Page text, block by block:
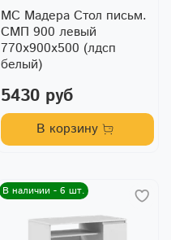
МС Мадера Стол письм.
СМП 900 левый
770х900х500 (лдсп
белый)
5430 руб
В корзину
В наличии - 6 шт.